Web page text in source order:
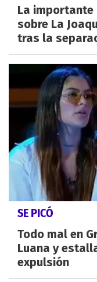
La importante
sobre La
tras la
SE PICÓ
Todo mal en
Luana y
expulsión